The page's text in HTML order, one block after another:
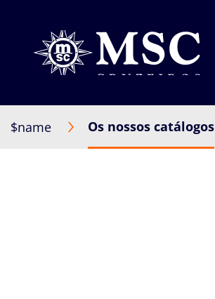
$name Os nossos catálogos